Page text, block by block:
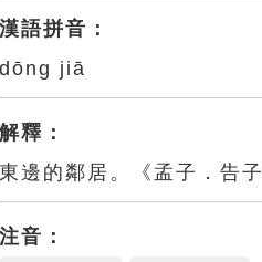
漢語拼音：
dōng jiā
解釋：
東邊的鄰居。《孟子．告
注音：